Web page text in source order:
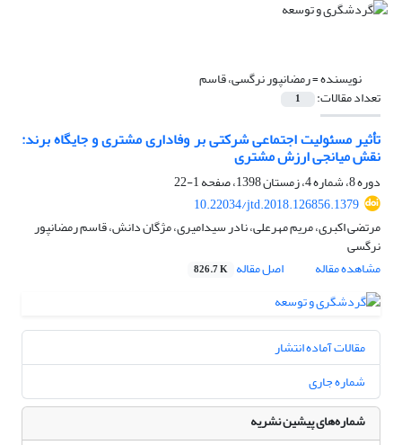
نویسنده =رمضانپور نرگسی، قاسم
تعداد مقالات: 1
تأثیر مسئولیت اجتماعی شرکتی بر وفاداری مشتری و جایگاه برند:
نقش میانجی ارزش مشتری
دوره 8، شماره 4، زمستان 1398، صفحه
1-22
10.22034/jtd.2018.126856.1379
مرتضی اکبری، مریم مهرعلی، نادر سیدامیری، مژگان دانش، قاسم رمضانپور
نرگسی
مشاهده مقاله
اصل مقاله 826.7 K
مقالات آماده انتشار
شماره جاری
شماره‌های پیشین نشریه